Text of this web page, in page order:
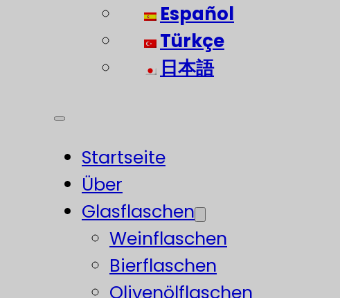
Español
Türkçe
日本語
Startseite
Über
Glasflaschen
Weinflaschen
Bierflaschen
Olivenölflaschen